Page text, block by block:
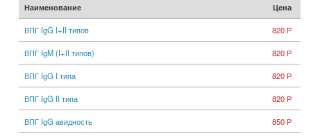
Наименование Цена
ВПГ IgG I+II типов 820 Р
ВПГ IgM (I+II типов) 820 Р
ВПГ IgG I типа 820 Р
ВПГ IgG II типа 820 Р
ВПГ IgG авидность 850 Р